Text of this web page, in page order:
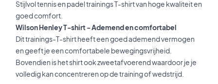
Stijlvol tennis en padel trainings T-shirt van hoge kwaliteit en
goed comfort.
Wilson Henley T-shirt - Ademend en comfortabel
Dit trainings-T-shirt heeft een goed ademend vermogen
en geeft je een comfortabele bewegingsvrijheid.
Bovendien is het shirt ook zweetafvoerend waardoor je je
volledig kan concentreren op de training of wedstrijd.